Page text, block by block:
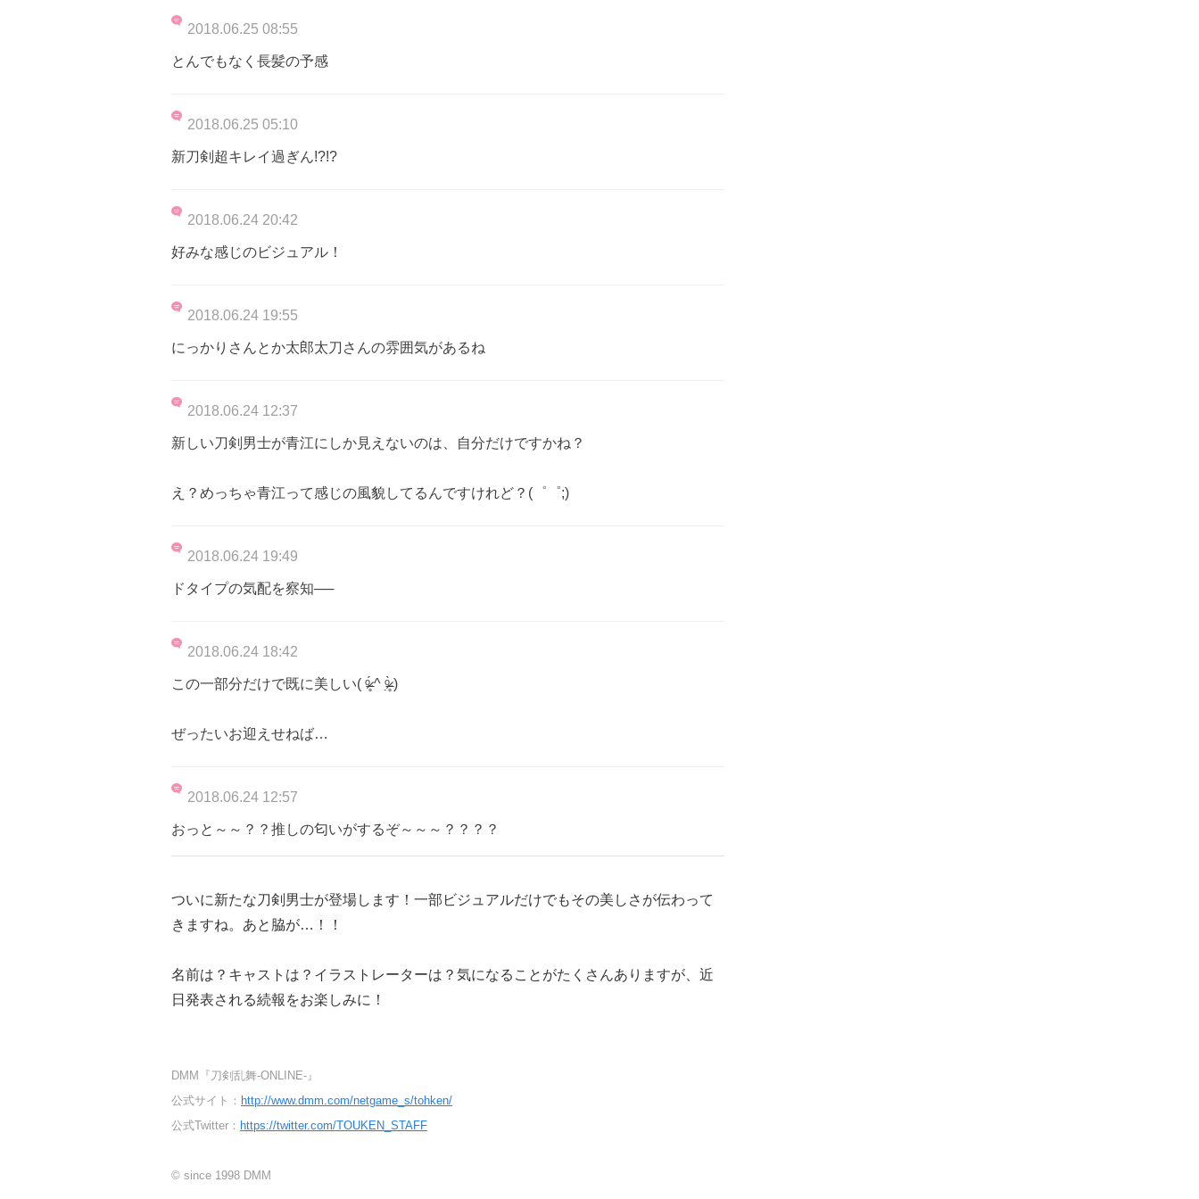
2018.06.25 08:55
とんでもなく長髪の予感
2018.06.25 05:10
新刀剣超キレイ過ぎん!?!?
2018.06.24 20:42
好みな感じのビジュアル！
2018.06.24 19:55
にっかりさんとか太郎太刀さんの雰囲気があるね
2018.06.24 12:37
新しい刀剣男士が青江にしか見えないのは、自分だけですかね？
え？めっちゃ青江って感じの風貌してるんですけれど？(゜゜;)
2018.06.24 19:49
ドタイプの気配を察知──
2018.06.24 18:42
この一部分だけで既に美しい( ᵒ̴̶̷̥́ ^ ᵒ̴̶̷̣̥̀ )
ぜったいお迎えせねば…
2018.06.24 12:57
おっと～～？？推しの匂いがするぞ～～～？？？？
ついに新たな刀剣男士が登場します！一部ビジュアルだけでもその美しさが伝わって
きますね。あと脇が…！！
名前は？キャストは？イラストレーターは？気になることがたくさんありますが、近
日発表される続報をお楽しみに！
DMM『刀剣乱舞-ONLINE-』
公式サイト： http://www.dmm.com/netgame_s/tohken/
公式Twitter： https://twitter.com/TOUKEN_STAFF
© since 1998 DMM